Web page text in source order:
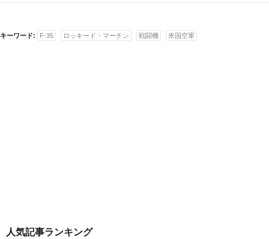
キーワード: F-35 ロッキード・マーチン 戦闘機 米国空軍
人気記事ランキング